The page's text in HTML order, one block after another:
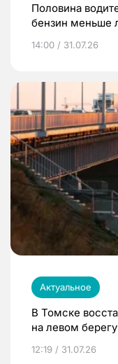
Половина
бензин меньше
14:00 / 31.07.26
Актуальное
В Томске
на левом
12:19 / 31.07.26